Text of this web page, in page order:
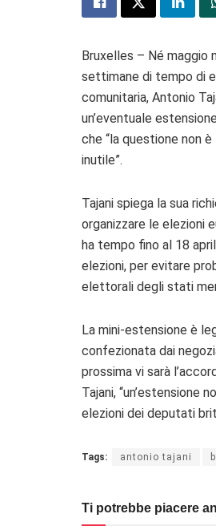
Bruxelles – Né maggio
settimane di tempo di
comunitaria, Antonio
un’eventuale
che “la questione non
inutile”.
Tajani spiega la sua
organizzare le elezioni
ha tempo fino al 18
elezioni, per evitare
elettorali degli stati
La mini-estensione è
confezionata dai
prossima vi sarà
Tajani, “un’estensione
elezioni dei deputati
Tags: antonio tajani
Ti potrebbe piacere